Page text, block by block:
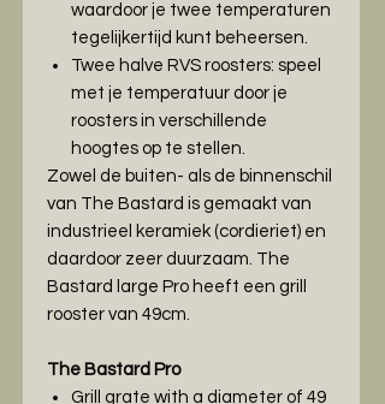
waardoor je twee temperaturen
tegelijkertijd kunt beheersen.
Twee halve RVS roosters: speel
met je temperatuur door je
roosters in verschillende
hoogtes op te stellen.
Zowel de buiten- als de binnenschil
van The Bastard is gemaakt van
industrieel keramiek (cordieriet) en
daardoor zeer duurzaam. The
Bastard large Pro heeft een grill
rooster van 49cm.
The Bastard Pro
Grill grate with a diameter of 49